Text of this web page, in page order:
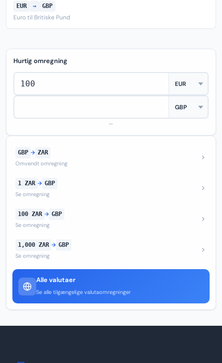
EUR → GBP
Euro til Britiske Pund
Hurtig omregning
—
GBP → ZAR
Omvendt omregning
1 ZAR → GBP
Se omregning
100 ZAR → GBP
Se omregning
1,000 ZAR → GBP
Se omregning
Alle valutaer
Se alle tilgængelige valutaomregninger